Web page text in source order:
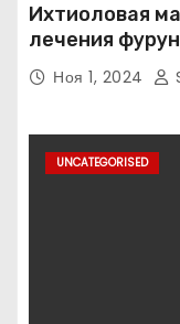
Ихтиоловая
лечения
Ноя 1, 2024
UNCATEGORISED